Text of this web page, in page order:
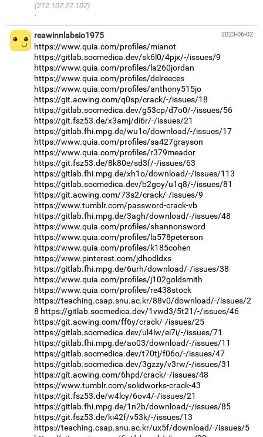
(212.107.27.107)
·
2023-06-02
reawinnlabsio1975
https://www.quia.com/profiles/mianot
https://gitlab.socmedica.dev/sk6l0/4pjx/-/issues/9
https://www.quia.com/profiles/la260jordan
https://www.quia.com/profiles/delreeces
https://www.quia.com/profiles/anthony515jo
https://git.acwing.com/q0sp/crack/-/issues/18
https://gitlab.socmedica.dev/g53cp/d7o0/-/issues/56
https://git.fsz53.de/x3amj/di6r/-/issues/21
https://gitlab.fhi.mpg.de/wu1c/download/-/issues/17
https://www.quia.com/profiles/sa427grayson
https://www.quia.com/profiles/r379meador
https://git.fsz53.de/8k80e/sd3f/-/issues/63
https://gitlab.fhi.mpg.de/xh1o/download/-/issues/113
https://gitlab.socmedica.dev/b2goy/u1q8/-/issues/81
https://git.acwing.com/73s2/crack/-/issues/9
https://www.tumblr.com/password-crack-vb
https://gitlab.fhi.mpg.de/3agh/download/-/issues/48
https://www.quia.com/profiles/shannonsword
https://www.quia.com/profiles/la578peterson
https://www.quia.com/profiles/k185cohen
https://www.pinterest.com/jdhodldxs
https://gitlab.fhi.mpg.de/6urh/download/-/issues/38
https://www.quia.com/profiles/j102goldsmith
https://www.quia.com/profiles/re438stock
https://teaching.csap.snu.ac.kr/88v0/download/-/issues/2
8 https://gitlab.socmedica.dev/1vwd3/5t21/-/issues/46
https://git.acwing.com/ff6y/crack/-/issues/25
https://gitlab.socmedica.dev/ul4lw/ei7i/-/issues/71
https://gitlab.fhi.mpg.de/ao03/download/-/issues/11
https://gitlab.socmedica.dev/t70tj/f06o/-/issues/47
https://gitlab.socmedica.dev/3gzzy/v3rw/-/issues/31
https://git.acwing.com/6hpd/crack/-/issues/48
https://www.tumblr.com/solidworks-crack-43
https://git.fsz53.de/w4lcy/6ov4/-/issues/21
https://gitlab.fhi.mpg.de/1n2b/download/-/issues/85
https://git.fsz53.de/ki42f/v53k/-/issues/13
https://teaching.csap.snu.ac.kr/ux5f/download/-/issues/5